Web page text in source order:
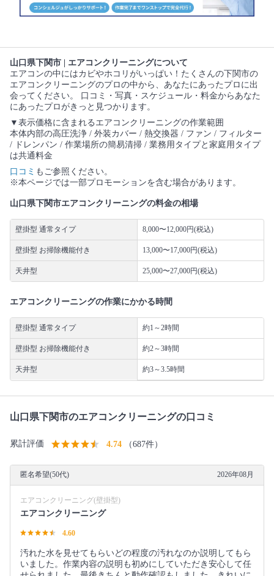
山口県下関市 | エアコンクリーニングについて
エアコンの中にはカビやホコリがいっぱい！たくさんの下関市の
エアコンクリーニングのプロの中から、あなたにあったプロに出
会ってください。 口コミ・写真・スケジュール・料金からあなた
にあったプロがきっと見つかります。
▼表示価格に含まれるエアコンクリーニングの作業範囲
本体内部の高圧洗浄 / 外装カバー / 熱交換器 / ファン / フィルター
/ ドレンパン / 作業場所の簡易清掃 / 業務用タイプと家庭用タイプ
は共通料金
口コミ もご参照ください。
※本ページでは一部プロモーションを含む場合があります。
山口県下関市エアコンクリーニングの料金の相場
壁掛型 通常タイプ 8,000〜12,000円(税込)
壁掛型 お掃除機能付き 13,000〜17,000円(税込)
天井型 25,000〜27,000円(税込)
エアコンクリーニングの作業にかかる時間
壁掛型 通常タイプ 約1～2時間
壁掛型 お掃除機能付き 約2～3時間
天井型 約3～3.5時間
山口県下関市のエアコンクリーニングの口コミ
累計評価 4.74 （687件）
匿名希望(50代) 2026年08月
エアコンクリーニング(壁掛型)
エアコンクリーニング
4.60
汚れた水を見せてもらいどの程度の汚れなのか説明してもら
いました。作業内容の説明も初めにしていただき安心して任